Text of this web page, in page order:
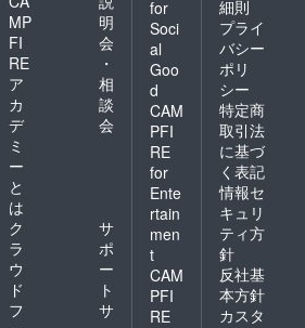
MP
FI
RE
ア
カ
デ
ミ
ー
と
は
明
会
・
相
談
会
ク
ラ
ウ
ド
フ
サ
ポ
ー
ト
サ
for
Soci
al
Goo
d
CAM
PFI
RE
for
Ente
rtain
men
t
CAM
PFI
RE
細則
プライ
バシー
ポリ
シー
特定商
取引法
に基づ
く表記
情報セ
キュリ
ティ方
針
反社基
本方針
カスタ